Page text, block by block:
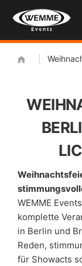
Inhalt
WEMME
komplette
in Berlin und
Reden,
für Showacts